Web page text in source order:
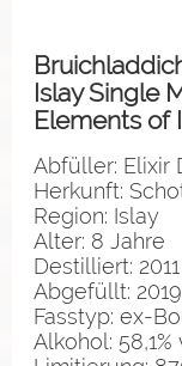
Islay Single
Elements of
Abfüller: Elixir
Herkunft:
Region: Islay
Alter: 8 Jahre
Destilliert: 2011
Abgefüllt: 2019
Fasstyp: ex-
Alkohol: 58,1%